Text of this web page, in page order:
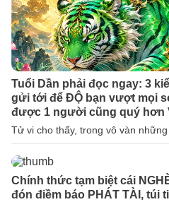
Tuổi Dần phải đọc ngay: 3
gửi tới để ĐỘ bạn vượt mọi
được 1 người cũng quý hơn
Tử vi cho thấy, trong vô vàn
Chính thức tạm biệt cái
đón điềm báo PHÁT TÀI, túi